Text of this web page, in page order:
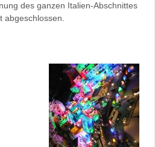
des ganzen Italien-Abschnittes
abgeschlossen.